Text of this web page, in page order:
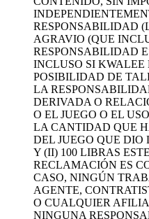
RESPONSABILIDAD
AGRAVIO (QUE
RESPONSABILIDAD
INCLUSO SI
POSIBILIDAD DE
LA
DERIVADA O
O EL JUEGO O EL
LA CANTIDAD QUE
DEL JUEGO QUE
Y (II) 100 LIBRAS
RECLAMACIÓN ES
CASO, NINGÚN
AGENTE,
O CUALQUIER
NINGUNA